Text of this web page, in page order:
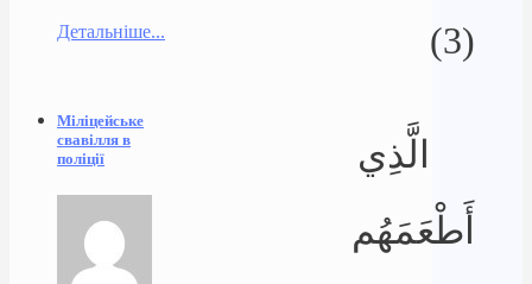
(3)
الَّذِي
أَطْعَمَهُم
Детальніше...
Міліцейське
свавілля в
поліції